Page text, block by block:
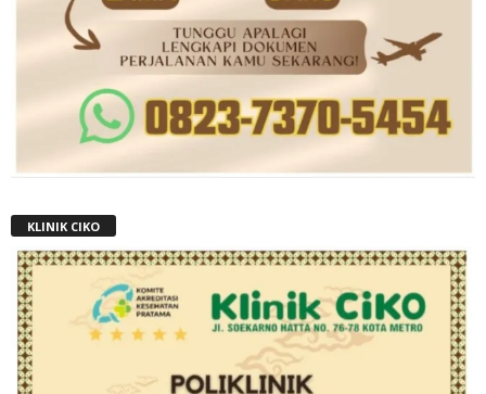
KLINIK CIKO